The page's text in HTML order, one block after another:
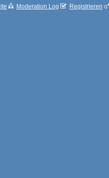
Moderation Log Registrieren